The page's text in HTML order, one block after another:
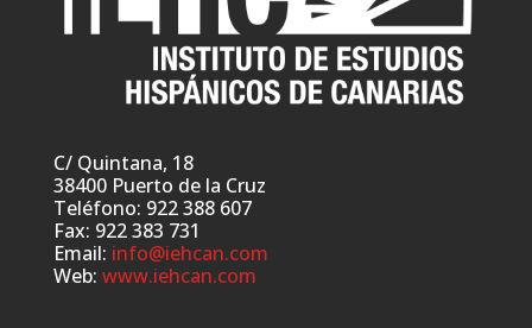
C/ Quintana, 18
38400 Puerto de la Cruz
Teléfono: 922 388 607
Fax: 922 383 731
Email: info@iehcan.com
Web: www.iehcan.com